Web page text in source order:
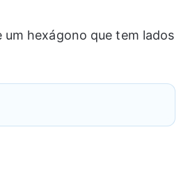
um hexágono que tem lados